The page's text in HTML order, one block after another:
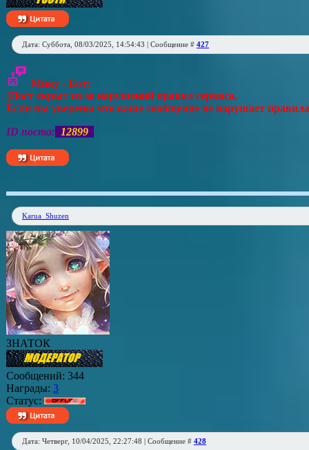
Дата: Суббота, 08/03/2025, 14:54:43 | Сообщение # 427
Мику - Бот:
(Пост скрыт из-за нарушений правил сервиса.
Если вы уверены что ваше сообщение не нарушает
ID поста:
12899
Karua_Shuzen
ЗНАТОК
Сообщений: 344
Награды: 3
Статус:
Дата: Четверг, 10/04/2025, 22:27:48 | Сообщение # 428